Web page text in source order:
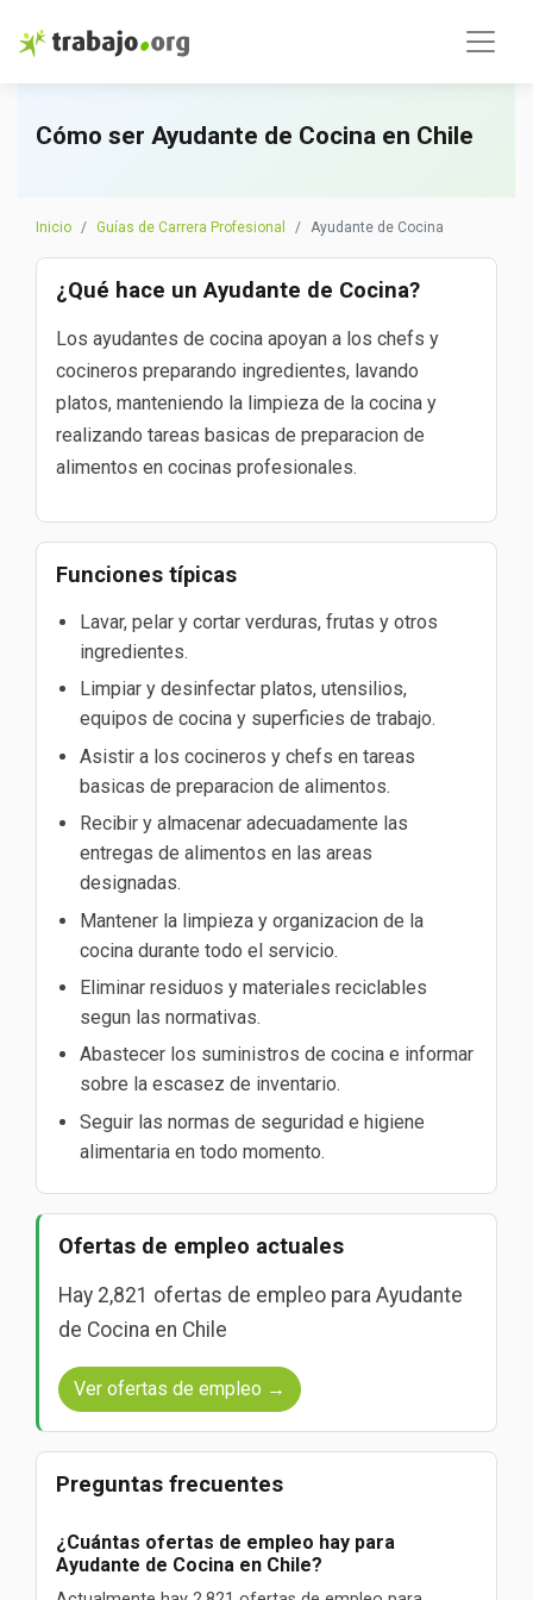
Cómo ser Ayudante de Cocina en Chile
Inicio Guías de Carrera Profesional Ayudante de Cocina
¿Qué hace un Ayudante de Cocina?
Los ayudantes de cocina apoyan a los chefs y
cocineros preparando ingredientes, lavando
platos, manteniendo la limpieza de la cocina y
realizando tareas basicas de preparacion de
alimentos en cocinas profesionales.
Funciones típicas
Lavar, pelar y cortar verduras, frutas y otros
ingredientes.
Limpiar y desinfectar platos, utensilios,
equipos de cocina y superficies de trabajo.
Asistir a los cocineros y chefs en tareas
basicas de preparacion de alimentos.
Recibir y almacenar adecuadamente las
entregas de alimentos en las areas
designadas.
Mantener la limpieza y organizacion de la
cocina durante todo el servicio.
Eliminar residuos y materiales reciclables
segun las normativas.
Abastecer los suministros de cocina e informar
sobre la escasez de inventario.
Seguir las normas de seguridad e higiene
alimentaria en todo momento.
Ofertas de empleo actuales
Hay 2,821 ofertas de empleo para Ayudante
de Cocina en Chile
Ver ofertas de empleo →
Preguntas frecuentes
¿Cuántas ofertas de empleo hay para
Ayudante de Cocina en Chile?